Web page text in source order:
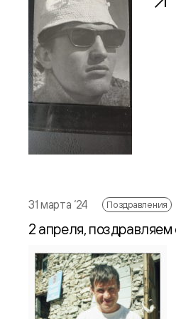
31 марта ‘24 Поздравления
2 апреля,